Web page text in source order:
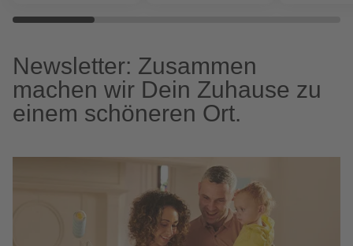
Newsletter: Zusammen
machen wir Dein Zuhause zu
einem schöneren Ort.